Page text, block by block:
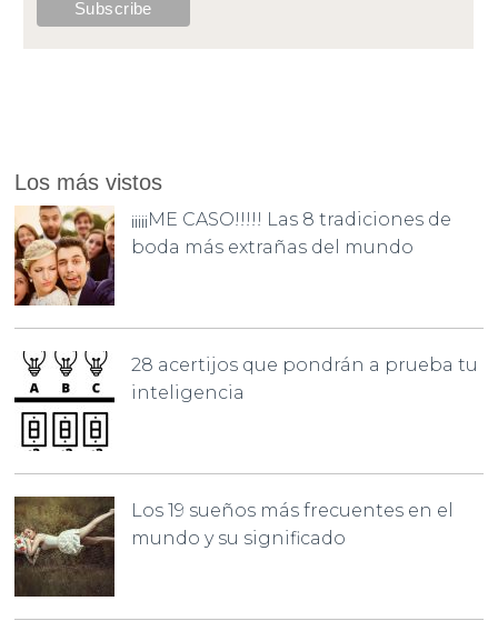
Los más vistos
¡¡¡¡¡ME CASO!!!!! Las 8 tradiciones de
boda más extrañas del mundo
28 acertijos que pondrán a prueba tu
inteligencia
Los 19 sueños más frecuentes en el
mundo y su significado